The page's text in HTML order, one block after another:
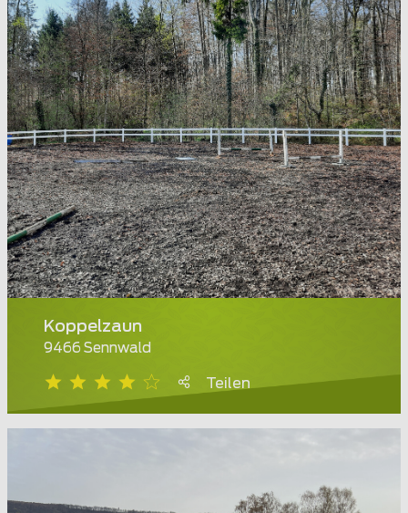
Koppelzaun
9466 Sennwald
Teilen